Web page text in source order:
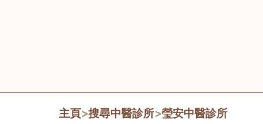
主頁>搜尋中醫診所>瑩安中醫診所